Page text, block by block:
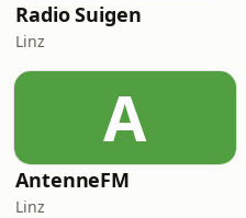
Radio Suigen
Linz
A
AntenneFM
Linz